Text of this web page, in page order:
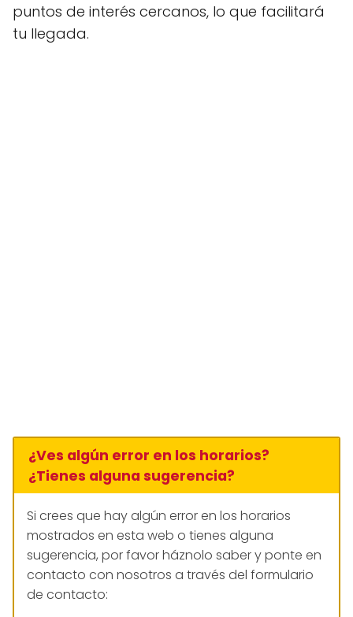
puntos de interés cercanos, lo que facilitará
tu llegada.
¿Ves algún error en los horarios?
¿Tienes alguna sugerencia?
Si crees que hay algún error en los horarios
mostrados en esta web o tienes alguna
sugerencia, por favor háznolo saber y ponte en
contacto con nosotros a través del formulario
de contacto: